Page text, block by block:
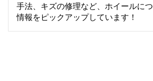
手法、キズの修理など、ホイールに
情報をピックアップしています！